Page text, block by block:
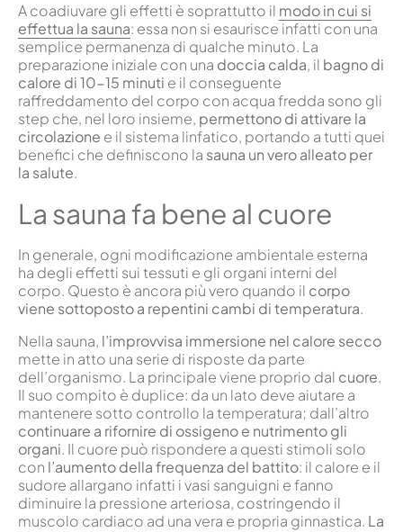
A coadiuvare gli effetti è soprattutto il modo in cui si
effettua la sauna: essa non si esaurisce infatti con una
semplice permanenza di qualche minuto. La
preparazione iniziale con una doccia calda, il bagno di
calore di 10-15 minuti e il conseguente
raffreddamento del corpo con acqua fredda sono gli
step che, nel loro insieme, permettono di attivare la
circolazione e il sistema linfatico, portando a tutti quei
benefici che definiscono la sauna un vero alleato per
la salute.
La sauna fa bene al cuore
In generale, ogni modificazione ambientale esterna
ha degli effetti sui tessuti e gli organi interni del
corpo. Questo è ancora più vero quando il corpo
viene sottoposto a repentini cambi di temperatura.
Nella sauna, l’improvvisa immersione nel calore secco
mette in atto una serie di risposte da parte
dell’organismo. La principale viene proprio dal cuore.
Il suo compito è duplice: da un lato deve aiutare a
mantenere sotto controllo la temperatura; dall’altro
continuare a rifornire di ossigeno e nutrimento gli
organi. Il cuore può rispondere a questi stimoli solo
con l’aumento della frequenza del battito: il calore e il
sudore allargano infatti i vasi sanguigni e fanno
diminuire la pressione arteriosa, costringendo il
muscolo cardiaco ad una vera e propria ginnastica. La